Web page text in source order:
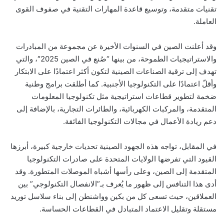
تقنيات متقدمة، وتوسيع قاعدة المهارات التقنية في صفوف القوى
العاملة.
وقد أعلنت الصين في السنوات الأخيرة عن مجموعة من المبادرات
والاستراتيجيات الطموحة، من بينها “صُنع في الصين 2025″، والتي
تهدف إلى ترقية الصناعات الصينية لتكون أكثر اعتمادًا على الابتكار
وأقلّ اعتمادًا على التكنولوجيا الأجنبية. كما أطلقت برامج وطنية
ضخمة لتطوير قطاعات استراتيجية مثل تكنولوجيا المعلومات
المتقدمة، والمركبات الكهربائية، والطائرات التجارية، بالإضافة إلى
دعم ريادة الأعمال في مجالات التكنولوجيا الفائقة.
في المقابل، تواجه هذه الجهود الصينية تحديات خارجية كبيرة، أبرزها
القيود التي تفرضها الولايات المتحدة على صادرات التكنولوجيا
المتقدمة إلى الصين، وعلى رأسها أشباه الموصلات المتطورة. وقد
أدى هذا التنافس إلى ظهور ما يُعرف بـ”الانفصال التكنولوجي” بين
العملاقين، حيث تسعى كل من بكين وواشنطن إلى بناء سلاسل توريد
مستقلة وتقليل الاعتماد المتبادل في القطاعات الحساسة.